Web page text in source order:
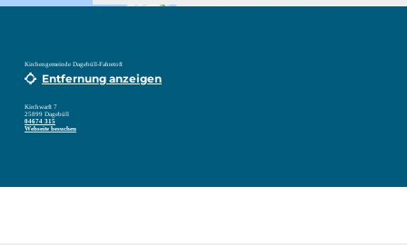
Kirchengemeinde Dagebüll-Fahretoft
Entfernung anzeigen
Kirchwarft 7
25899 Dagebüll
04674 315
Webseite besuchen